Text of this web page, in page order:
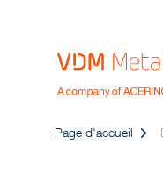
Page d'accueil